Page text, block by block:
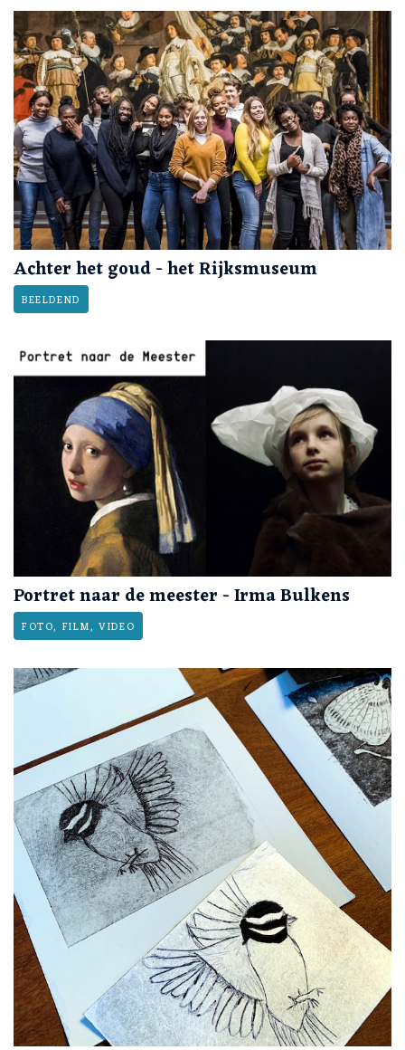
Achter het goud - het Rijksmuseum
BEELDEND
Portret naar de meester - Irma Bulkens
FOTO, FILM, VIDEO